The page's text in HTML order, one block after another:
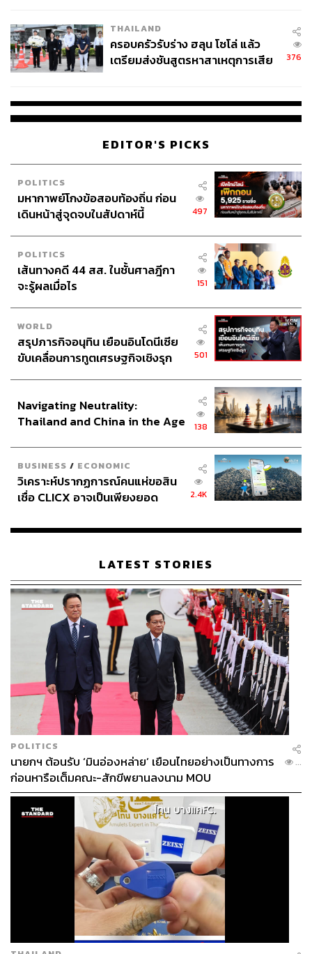
อย่างไรก็ตาม ผศ.ดร.มาโนชญ์เชื่อว่า ซาอุดีอาระเบียจะไม่ใช้
วิธีการตอบโต้รุนแรง เช่น ตัดขาดความสัมพันธ์เหมือนกับกา
ตาร์ในอดีต แต่จะใช้วิธีประนีประนอมในลักษณะ ‘บัวไม่ให้
ช้ำ น้ำไม่ให้ขุ่น’ เช่น พูดคุยและกดดันผ่านกรอบ GCC เพื่อให้
อาจารย์มองว่า ในโลกมุสลิม มีวัฒนธรรมทางการเมืองแบบ
ประนีประนอม กล่าวคือ ต่อให้แต่ละประเทศจะไม่พอใจกัน
ประเทศอาหรับกำลังต้องการจัดระเบียบใหม่จากสงคราม
อิหร่าน
เมื่อมองจากฝั่ง UAE ผศ.ดร.มาโนชญ์วิเคราะห์ว่า UAE ก็ไม่
ได้ต้องการงัดข้อหรือแข่งเป็นมหาอำนาจแทนที่
ซาอุดีอาระเบีย เพราะเป็นพี่ใหญ่ของภูมิภาคมาอย่าง
ยาวนาน และศูนย์จิตใจของโลกมุสลิมอย่างการมีศูนย์กลาง
ในการประกอบพิธีฮัจญ์
อาจารย์เน้นย้ำว่า ประเด็นสำคัญไม่ได้อยู่ที่ความ
ทะเยอทะยานของ UAE แต่สิ่งที่น่าตั้งคำถาม คือ นโยบาย
แปลกแยกของ UAE ทำไปเพื่อผลประโยชน์ของชาติตนเอง
หรือตอบสนองผลประโยชน์ของพันธมิตรอย่างสหรัฐฯ และ
จับตาอนาคต OPEC และกลุ่มประเทศอ่าว จะเป็น
อย่างไรต่อ
OPEC อ่อนแอลง โดยเฉพาะการกำหนดทิศทางราคาและ
Shock) ทศวรรษ 1970 ว่า สหรัฐฯ และชาติตะวันตกพยายาม
ดึงกลุ่มประเทศอาหรับเข้าไปลงทุนในภูมิภาค ซึ่งทำให้ชาติ
อาหรับมีผลประโยชน์ผูกติดกับโลกตะวันตกโดยตรง
สิ่งที่เกิดขึ้นคือ กลุ่ม OPEC โดยเฉพาะซาอุดีอาระเบีย ไม่
สามารถตัดสินใจเพิ่ม-ลดการผลิตน้ำมัน หรือกำหนดตัวเลข
ตามกลไกที่ควรจะเป็น แต่ขึ้นอยู่กับผลประโยชน์ของชาติ
ตะวันตก
อาจารย์เทียบเหตุการณ์ดังกล่าวเข้ากับสถานการณ์ปัจจุบันว่า
หาก UAE ออกจากความร่วมมือ OPEC ก็อาจกำหนดราคา
น้ำมันได้ไม่มาก เพราะต้องขึ้นอยู่กับการตัดสินใจ UAE ด้วย
ซึ่งจะทำให้ OPEC อ่อนแอลงในมิติการต่อรอง โดยต้อง
พิจารณากันต่อว่า อาบูดาบีจะตัดสินใจจากผลประโยชน์แห่ง
ชาติ หรือผลประโยชน์ของสหรัฐฯ และชาติตะวันตก
เมื่อถามว่า เหตุการณ์ครั้งนี้จะทำให้กลุ่มประเทศอ่าว ‘แตก
แถว’ หรือไม่ ผศ.ดร.มาโนชญ์มองว่า มีความเป็นไปได้ โดย
ประเทศที่มีโอกาสเดินตามรอย UAE คือบาห์เรน เพราะมี
ความสัมพันธ์ใกล้ชิดกับสหรัฐฯ และถูกโจมตีจากอิหร่านมาก
ที่สุดในสงคราม
หากเป็นเช่นนั้น ฉากทัศน์ของตะวันออกกลางก็จะเปลี่ยนไป
คือ ขั้วอาหรับดั้งเดิมและขั้วอาหรับพันธมิตรสหรัฐฯ ซึ่งเป็น
THAILAND
ครอบครัวรับร่าง ฮลุน โซโล่ แล้ว
เตรียมส่งชันสูตรหาสาเหตุการเสีย
376
EDITOR'S PICKS
POLITICS
มหากาพย์โกงข้อสอบท้องถิ่น ก่อน
เดินหน้าสู่จุดจบในสัปดาห์นี้
497
POLITICS
เส้นทางคดี 44 สส. ในชั้นศาลฎีกา
จะรู้ผลเมื่อไร
151
WORLD
สรุปภารกิจอนุทิน เยือนอินโดนีเซีย
ขับเคลื่อนการทูตเศรษฐกิจเชิงรุก
501
Navigating Neutrality:
Thailand and China in the Age
138
BUSINESS / ECONOMIC
วิเคราะห์ปรากฏการณ์คนแห่ขอสิน
เชื่อ CLICX อาจเป็นเพียงยอด
เรือนไทยที่ถูกซุกไว้
2.4K
LATEST STORIES
POLITICS
นายกฯ ต้อนรับ ‘มินอ่องหล่าย’ เยือนไทยอย่างเป็นทางการ
ก่อนหารือเต็มคณะ-สักขีพยานลงนาม MOU
...